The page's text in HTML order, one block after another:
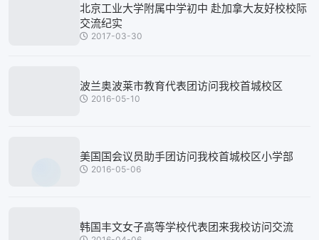
北京工业大学附属中学初中 赴加拿大友好校校际
交流纪实
2017-03-30
波兰奥波莱市教育代表团访问我校首城校区
2016-05-10
美国国会议员助手团访问我校首城校区小学部
2016-05-06
韩国丰文女子高等学校代表团来我校访问交流